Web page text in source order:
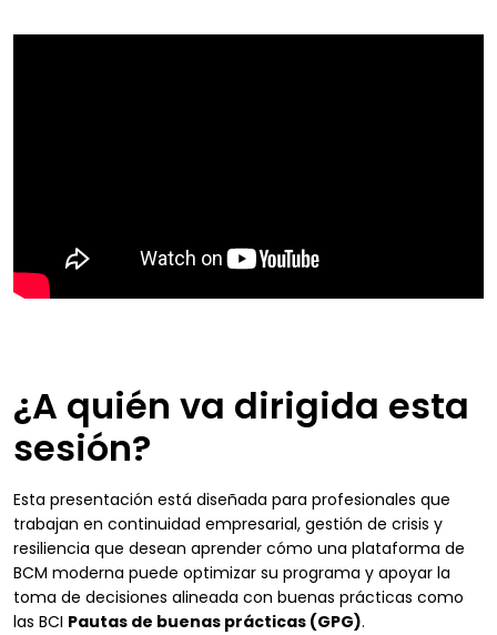
¿A quién va dirigida esta
sesión?
Esta presentación está diseñada para profesionales que
trabajan en continuidad empresarial, gestión de crisis y
resiliencia que desean aprender cómo una plataforma de
BCM moderna puede optimizar su programa y apoyar la
toma de decisiones alineada con buenas prácticas como
las BCI Pautas de buenas prácticas (GPG).